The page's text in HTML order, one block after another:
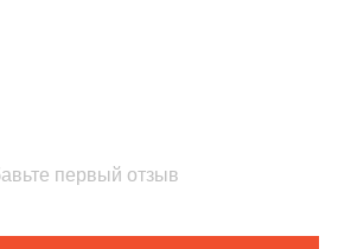
первый отзыв